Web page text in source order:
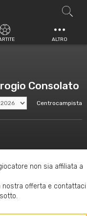
ALTRO
Consolato
Centrocampista
non sia affiliata a
nostra offerta e contattaci